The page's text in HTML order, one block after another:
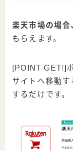
楽天市場の場
もらえます。
[POINT GET!]
サイトへ移動
するだけです。